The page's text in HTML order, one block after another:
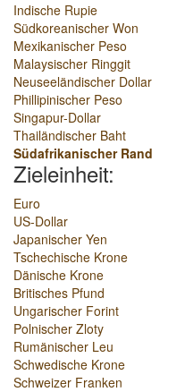
Indische Rupie
Südkoreanischer Won
Mexikanischer Peso
Malaysischer Ringgit
Neuseeländischer Dollar
Phillipinischer Peso
Singapur-Dollar
Thailändischer Baht
Südafrikanischer Rand
Zieleinheit:
Euro
US-Dollar
Japanischer Yen
Tschechische Krone
Dänische Krone
Britisches Pfund
Ungarischer Forint
Polnischer Zloty
Rumänischer Leu
Schwedische Krone
Schweizer Franken